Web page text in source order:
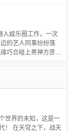
入娱乐圈工作，一次
的艺人同事纷纷落
巧合碰上男神方彦，
世界的未知，这是一
！ 在天穹之下，战天